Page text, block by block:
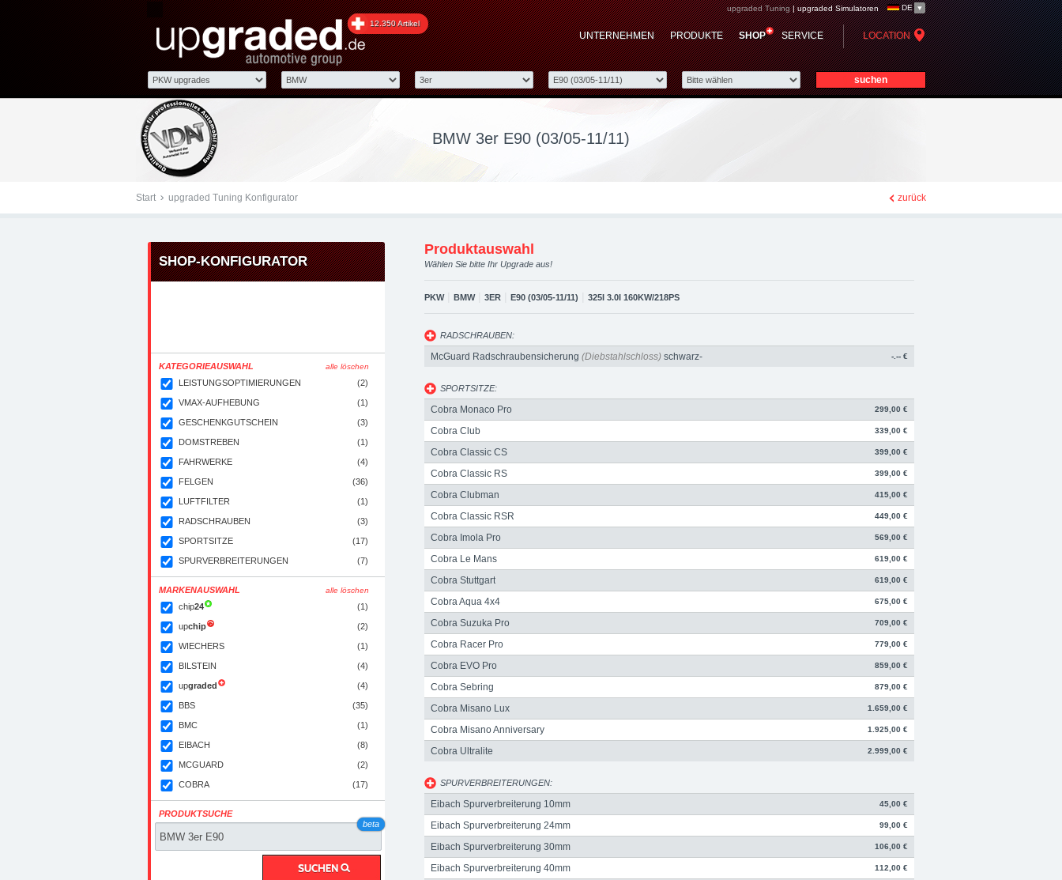
Tuningteile: BMW 3er E90 (03/05-11/11) upgraded automotive group -
Chiptuning, Kraftstoffoptimierung, Performance Zubehör
12.350 Artikel
DE
LOCATION
SERVICE
SHOP
PRODUKTE
UNTERNEHMEN
upgraded Tuning|upgraded Simulatoren
BMW 3er E90 (03/05-11/11)
Start upgraded Tuning Konfigurator zurück
SHOP-KONFIGURATOR
KATEGORIEAUSWAHL alle löschen
LEISTUNGSOPTIMIERUNGEN (2)
VMAX-AUFHEBUNG (1)
GESCHENKGUTSCHEIN (3)
DOMSTREBEN (1)
FAHRWERKE (4)
FELGEN (36)
LUFTFILTER (1)
RADSCHRAUBEN (3)
SPORTSITZE (17)
SPURVERBREITERUNGEN (7)
MARKENAUSWAHL alle löschen
chip24 (1)
upchip (2)
WIECHERS (1)
BILSTEIN (4)
upgraded (4)
BBS (35)
BMC (1)
EIBACH (8)
MCGUARD (2)
COBRA (17)
PRODUKTSUCHE
beta
Produktauswahl
Wählen Sie bitte Ihr Upgrade aus!
PKW| BMW| 3ER E90 (03/05-11/11) 325I 3.0I 160KW/218PS
RADSCHRAUBEN:
McGuard Radschraubensicherung (Diebstahlschloss) schwarz-
-.-- €
SPORTSITZE:
Cobra Monaco Pro 299,00 €
Cobra Club 339,00 €
Cobra Classic CS 399,00 €
Cobra Classic RS 399,00 €
Cobra Clubman 415,00 €
Cobra Classic RSR 449,00 €
Cobra Imola Pro 569,00 €
Cobra Le Mans 619,00 €
Cobra Stuttgart 619,00 €
Cobra Aqua 4x4 675,00 €
Cobra Suzuka Pro 709,00 €
Cobra Racer Pro 779,00 €
Cobra EVO Pro 859,00 €
Cobra Sebring 879,00 €
Cobra Misano Lux 1.659,00 €
Cobra Misano Anniversary 1.925,00 €
Cobra Ultralite 2.999,00 €
SPURVERBREITERUNGEN:
Eibach Spurverbreiterung 10mm 45,00 €
Eibach Spurverbreiterung 24mm 99,00 €
Eibach Spurverbreiterung 30mm 106,00 €
Eibach Spurverbreiterung 40mm 112,00 €